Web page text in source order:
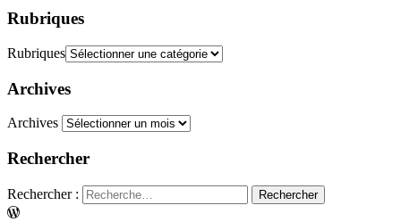
Rubriques
Rubriques
Archives
Archives
Rechercher
Rechercher :